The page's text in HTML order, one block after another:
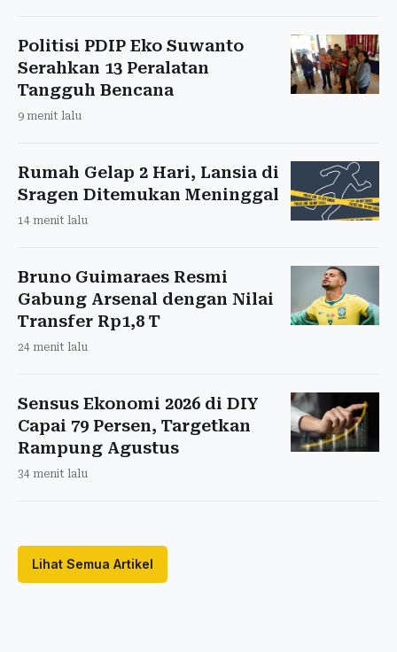
Politisi PDIP Eko Suwanto
Serahkan 13 Peralatan
Tangguh Bencana
9 menit lalu
Rumah Gelap 2 Hari, Lansia di
Sragen Ditemukan Meninggal
14 menit lalu
Bruno Guimaraes Resmi
Gabung Arsenal dengan Nilai
Transfer Rp1,8 T
24 menit lalu
Sensus Ekonomi 2026 di DIY
Capai 79 Persen, Targetkan
Rampung Agustus
34 menit lalu
Lihat Semua Artikel